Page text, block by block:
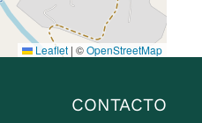
Leaflet | ©OpenStreetMap
CONTACTO